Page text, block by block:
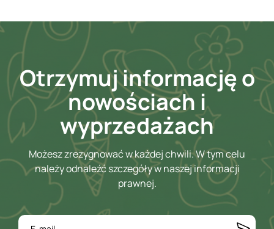
Otrzymuj informację o
nowościach i
wyprzedażach
Możesz zrezygnować w każdej chwili. W tym celu
należy odnaleźć szczegóły w naszej informacji
prawnej.